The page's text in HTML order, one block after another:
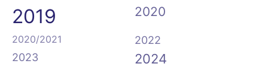
2019
2020
2020/2021
2022
2023
2024